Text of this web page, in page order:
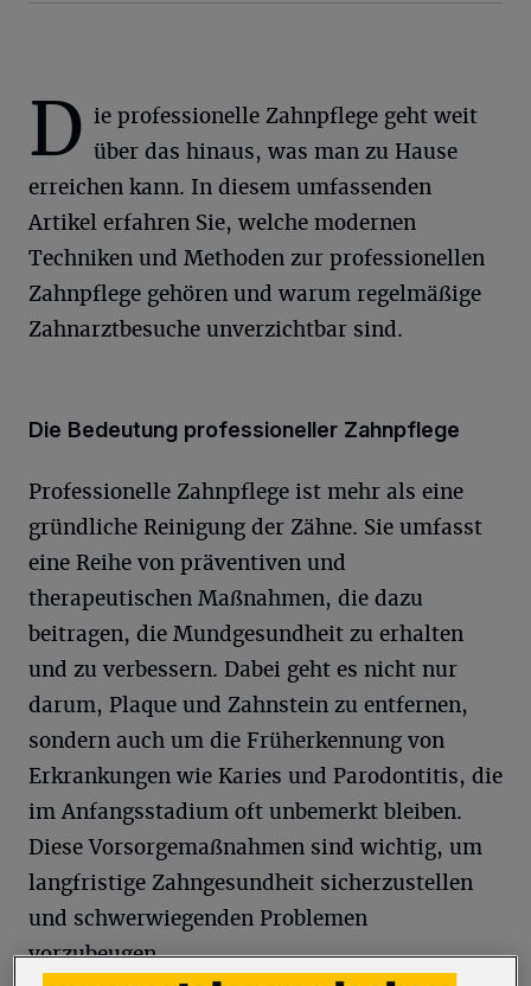
D ie professionelle Zahnpflege geht weit
über das hinaus, was man zu Hause
erreichen kann. In diesem umfassenden
Artikel erfahren Sie, welche modernen
Techniken und Methoden zur professionellen
Zahnpflege gehören und warum regelmäßige
Zahnarztbesuche unverzichtbar sind.
Die Bedeutung professioneller Zahnpflege
Professionelle Zahnpflege ist mehr als eine
gründliche Reinigung der Zähne. Sie umfasst
eine Reihe von präventiven und
therapeutischen Maßnahmen, die dazu
beitragen, die Mundgesundheit zu erhalten
und zu verbessern. Dabei geht es nicht nur
darum, Plaque und Zahnstein zu entfernen,
sondern auch um die Früherkennung von
Erkrankungen wie Karies und Parodontitis, die
im Anfangsstadium oft unbemerkt bleiben.
Diese Vorsorgemaßnahmen sind wichtig, um
langfristige Zahngesundheit sicherzustellen
und schwerwiegenden Problemen
vorzubeugen.